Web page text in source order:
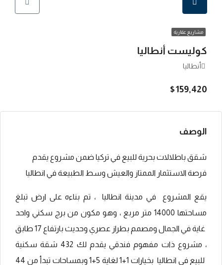
مشاريع عقارية
كوليست أنطاليا
أنطاليا
$159,420
الوصف
شقق باطلالات بحرية للبيع في تركيا ضمن مشروع يقدم
فرصة الاستثمار الممتاز والعيش وسط الطبيعة في انطاليا
يقع المشروع في مدينة انطاليا ، تم بناءه على ارض تبلغ
مساحتها 14000 متر مربع ، وهو مكون من برج سكني واحد
غاية في الجمال ومصمم بطراز عصري وحديث بارتفاع 17 طابق
، مشروع ذات مفهوم فندقي يقدم لك 432 شقة سكنية
للبيع في انطاليا بخيارات 1+1 لغاية 5+1 وبمساحات تبدأ من 44